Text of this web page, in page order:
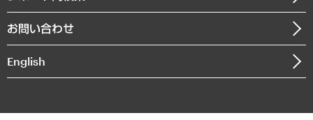
自然資源・農林水産業・食料システム
組織図・本部部室紹介
インドネシア現地法人
個人情報保護方針
お問い合わせ
English